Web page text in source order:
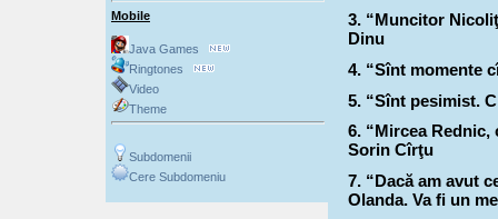
Mobile
Java Games
Ringtones
Video
Theme
Subdomenii
Cere Subdomeniu
3. “Muncitor
Dinu
4. “Sînt momente
5. “Sînt pesimist.
6. “Mircea
Sorin Cîrţu
7. “Dacă am avut
Olanda. Va fi un